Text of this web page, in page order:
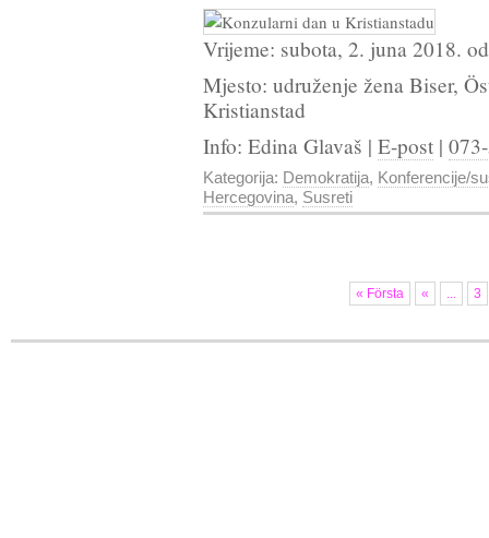
Vrijeme: subota, 2. juna 2018.
Mjesto: udruženje žena Biser,
Kristianstad
Info: Edina Glavaš | E-post |
Kategorija: Demokratija, Konferencije/
Hercegovina, Susreti
« Första « ... 3